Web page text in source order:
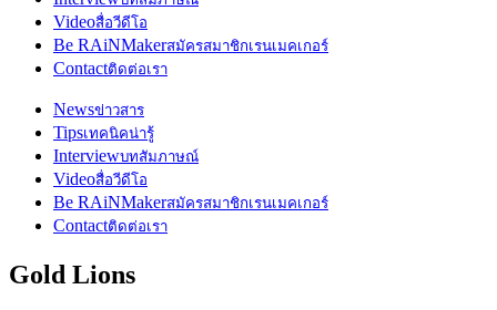
Videoสื่อวีดีโอ
Be RAiNMakerสมัครสมาชิกเรนเมคเกอร์
Contactติดต่อเรา
Newsข่าวสาร
Tipsเทคนิคน่ารู้
Interviewบทสัมภาษณ์
Videoสื่อวีดีโอ
Be RAiNMakerสมัครสมาชิกเรนเมคเกอร์
Contactติดต่อเรา
Gold Lions